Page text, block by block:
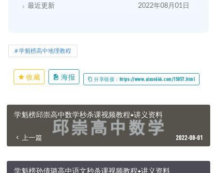
最近更新 2022年08月01日
学魁榜高中地理教程
收藏 海报 分享链接：https://www.aixue666.com/15857.html
学魁榜邱崇高中数学秒杀课视频教程+讲义资料
上一篇 2022-08-01
学魁榜孙倩璐高中语文秒杀课视频教程+讲义资料